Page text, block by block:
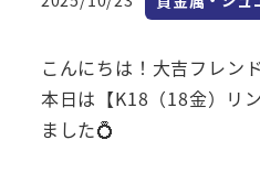
投稿日
こんにちは！大吉フレン
本日は【K18（18金）リ
ました💍